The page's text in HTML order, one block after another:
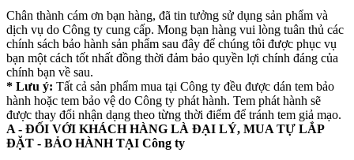
Chân thành cám ơn bạn hàng, đã tin tưởng sử dụng sản phẩm và
dịch vụ do Công ty cung cấp. Mong bạn hàng vui lòng tuân thủ các
chính sách bảo hành sản phẩm sau đây để chúng tôi được phục vụ
bạn một cách tốt nhất đồng thời đảm bảo quyền lợi chính đáng của
chính bạn về sau.
* Lưu ý: Tất cả sản phẩm mua tại Công ty đều được dán tem bảo
hành hoặc tem bảo vệ do Công ty phát hành. Tem phát hành sẽ
được thay đổi nhận dạng theo từng thời điểm để tránh tem giả mạo.
A - ĐỐI VỚI KHÁCH HÀNG LÀ ĐẠI LÝ, MUA TỰ LẮP
ĐẶT - BẢO HÀNH TẠI Công ty